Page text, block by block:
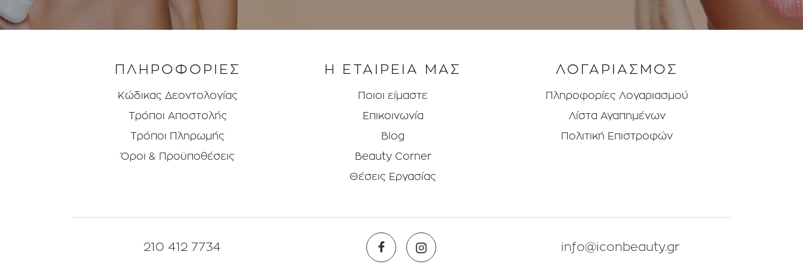
ΠΛΗΡΟΦΟΡΙΕΣ
Κώδικας Δεοντολογίας
Τρόποι Aποστολής
Τρόποι Πληρωμής
Όροι & Προϋποθέσεις
Η ΕΤΑΙΡΕΙΑ ΜΑΣ
Ποιοι είμαστε
Επικοινωνία
Blog
Beauty Corner
Θέσεις Eργασίας
ΛΟΓΑΡΙΑΣΜΟΣ
Πληροφορίες Λογαριασμού
Λίστα Αγαπημένων
Πολιτική Επιστροφών
210 412 7734 info@iconbeauty.gr